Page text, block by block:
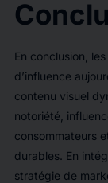
En conclusion,
d’influence
contenu visuel
notoriété,
consommateurs
durables. En
stratégie de